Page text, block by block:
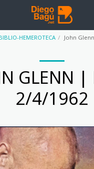
HEMEROTECA John
GLENN |
2/4/1962